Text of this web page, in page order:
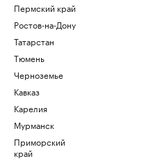
Пермский край
Ростов-на-Дону
Татарстан
Тюмень
Черноземье
Кавказ
Карелия
Мурманск
Приморский
край